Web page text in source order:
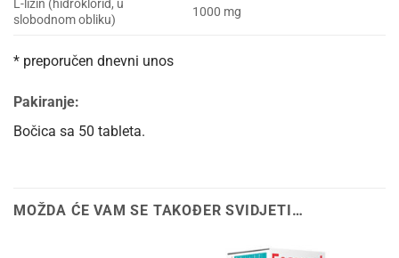
L-lizin (hidroklorid, u
slobodnom obliku)
1000 mg
* preporučen dnevni unos
Pakiranje:
Bočica sa 50 tableta.
MOŽDA ĆE VAM SE TAKOĐER SVIDJETI…